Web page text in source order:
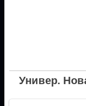
Универ.